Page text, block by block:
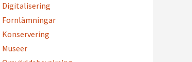
Digitalisering
Fornlämningar
Konservering
Museer